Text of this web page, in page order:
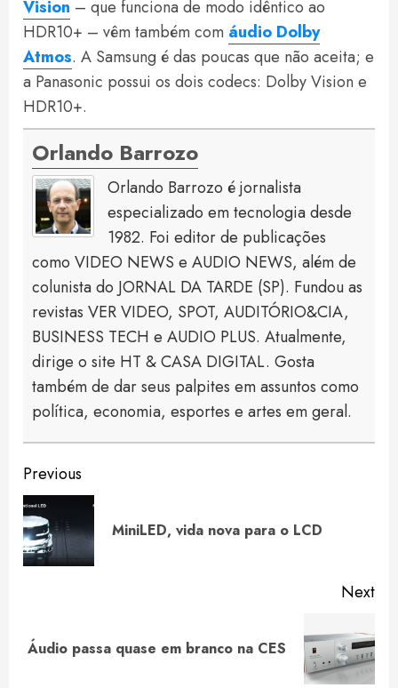
Vision – que funciona de modo idêntico ao
HDR10+ – vêm também com áudio Dolby
Atmos. A Samsung é das poucas que não aceita; e
a Panasonic possui os dois codecs: Dolby Vision e
HDR10+.
Orlando Barrozo
Orlando Barrozo é jornalista
especializado em tecnologia desde
1982. Foi editor de publicações
como VIDEO NEWS e AUDIO NEWS, além de
colunista do JORNAL DA TARDE (SP). Fundou as
revistas VER VIDEO, SPOT, AUDITÓRIO&CIA,
BUSINESS TECH e AUDIO PLUS. Atualmente,
dirige o site HT & CASA DIGITAL. Gosta
também de dar seus palpites em assuntos como
política, economia, esportes e artes em geral.
Continue
Reading
Previous
MiniLED, vida nova para o LCD
Next
Next
Áudio passa quase em branco na CES